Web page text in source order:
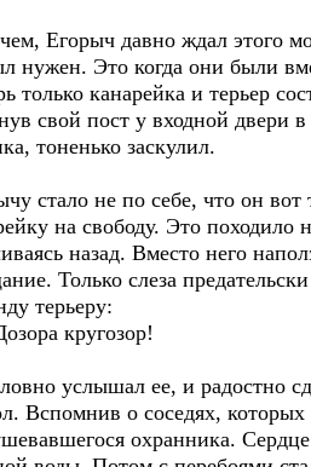
Егорыч давно ждал этого
нужен. Это когда они были
только канарейка и терьер
свой пост у входной двери
тоненько заскулил.
стало не по себе, что он
на свободу. Это походило
назад. Вместо него
Только слеза
терьеру:
кругозор!
услышал ее, и радостно
Вспомнив о соседях, которых
охранника.